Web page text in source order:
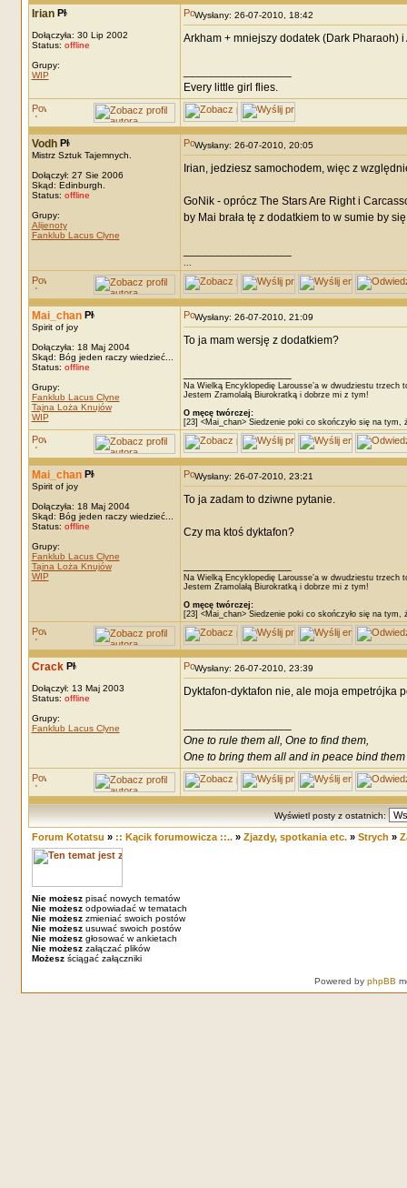
Irian
Dołączyła: 30 Lip 2002
Status: offline
Grupy:
WIP
Wysłany: 26-07-2010, 18:42
Arkham + mniejszy dodatek (Dark Pharaoh)
Every little girl flies.
Vodh
Mistrz Sztuk Tajemnych.
Dołączył: 27 Sie 2006
Skąd: Edinburgh.
Status: offline
Grupy:
Alijenoty
Fanklub Lacus Clyne
Wysłany: 26-07-2010, 20:05
Irian, jedziesz samochodem, więc z
GoNik - oprócz The Stars Are Right i
by Mai brała tę z dodatkiem to w sumie by się
...
Mai_chan
Spirit of joy
Dołączyła: 18 Maj 2004
Skąd: Bóg jeden raczy wiedzieć...
Status: offline
Grupy:
Fanklub Lacus Clyne
Tajna Loża Knujów
WIP
Wysłany: 26-07-2010, 21:09
To ja mam wersję z dodatkiem?
Na Wielką Encyklopedię Larousse’a w dwudziestu trzech
Jestem Zramolałą Biurokratką i dobrze mi z tym!
O męcę twórczej:
[23] <Mai_chan> Siedzenie poki co skończyło się na
Mai_chan
Spirit of joy
Dołączyła: 18 Maj 2004
Skąd: Bóg jeden raczy wiedzieć...
Status: offline
Grupy:
Fanklub Lacus Clyne
Tajna Loża Knujów
WIP
Wysłany: 26-07-2010, 23:21
To ja zadam to dziwne pytanie.
Czy ma ktoś dyktafon?
Na Wielką Encyklopedię Larousse’a w dwudziestu trzech
Jestem Zramolałą Biurokratką i dobrze mi z tym!
O męcę twórczej:
[23] <Mai_chan> Siedzenie poki co skończyło się na
Crack
Dołączył: 13 Maj 2003
Status: offline
Grupy:
Fanklub Lacus Clyne
Wysłany: 26-07-2010, 23:39
Dyktafon-dyktafon nie, ale moja empetrójka
One to rule them all, One to find them,
One to bring them all and in peace bind them
Wyświetl posty z ostatnich:
Forum Kotatsu » :: Kącik forumowicza ::..» Zjazdy, spotkania etc.» Strych »
Nie możeszpisać nowych tematów
Nie możeszodpowiadać w tematach
Nie możeszzmieniać swoich postów
Nie możeszusuwać swoich postów
Nie możeszgłosować w ankietach
Nie możeszzałączać plików
Możeszściągać załączniki
Powered by phpBB